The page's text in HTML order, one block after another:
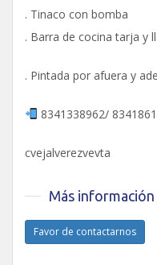
. Tinaco con bomba
. Barra de cocina tarja y
. Pintada por afuera y
8341338962/
cvejalverezvevta
Más
Favor de contactarnos